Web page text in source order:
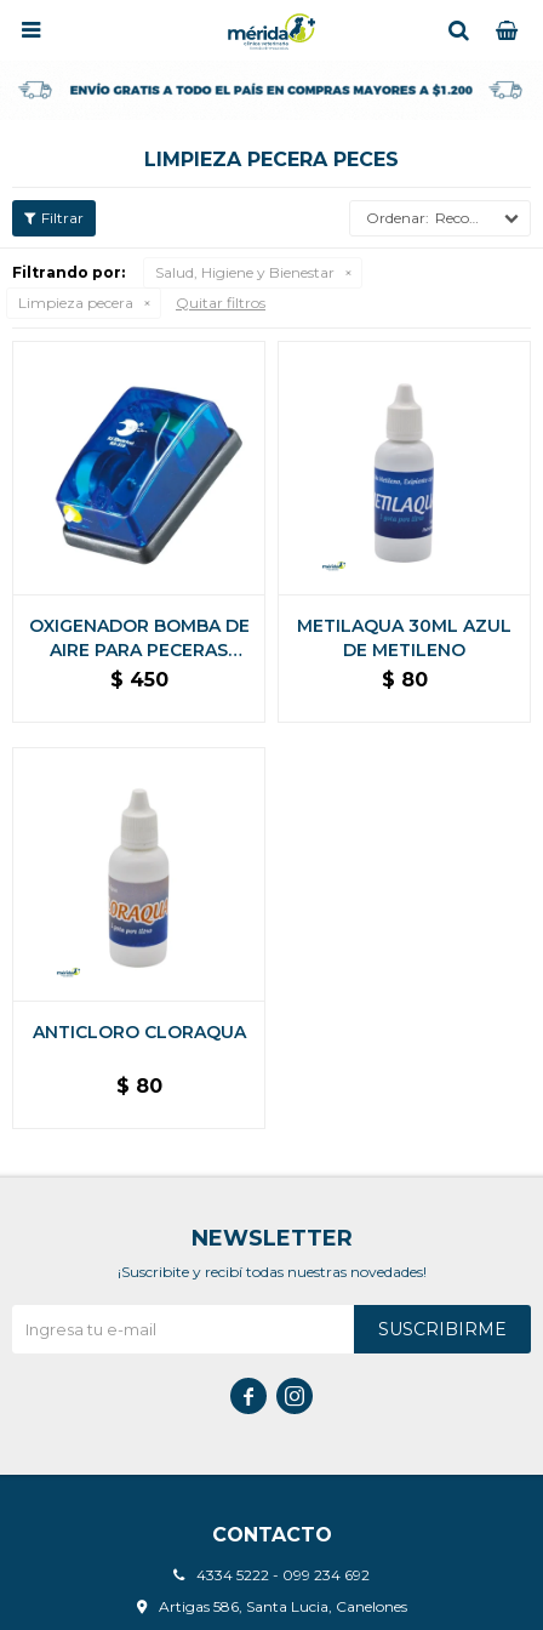

LIMPIEZA PECERA PECES
Recomendados
Filtrando por:
Salud, Higiene y Bienestar
Limpieza pecera
Quitar filtros
OXIGENADOR BOMBA DE
AIRE PARA PECERAS
ACUARIO 1 SALIDA
$ 450
METILAQUA 30ML AZUL
DE METILENO
$ 80
ANTICLORO CLORAQUA
$ 80
CONTACTO
4334 5222 - 099 234 692
Artigas 586, Santa Lucia, Canelones
NEWSLETTER
¡Suscribite y recibí todas nuestras novedades!
SUSCRIBIRME
 